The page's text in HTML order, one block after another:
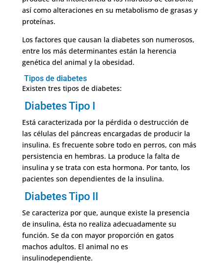
así como alteraciones en su metabolismo de grasas y
proteínas.
Los factores que causan la diabetes son numerosos,
entre los más determinantes están la herencia
genética del animal y la obesidad.
Tipos de diabetes
Existen tres tipos de diabetes:
Diabetes Tipo I
Está caracterizada por la pérdida o destrucción de
las células del páncreas encargadas de producir la
insulina. Es frecuente sobre todo en perros, con más
persistencia en hembras. La produce la falta de
insulina y se trata con esta hormona. Por tanto, los
pacientes son dependientes de la insulina.
Diabetes Tipo II
Se caracteriza por que, aunque existe la presencia
de insulina, ésta no realiza adecuadamente su
función. Se da con mayor proporción en gatos
machos adultos. El animal no es
insulinodependiente.